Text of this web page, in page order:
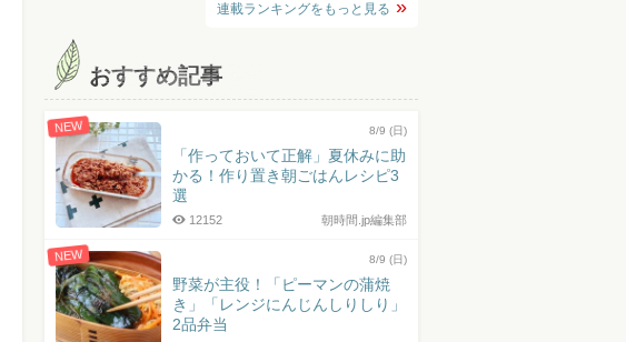
連載ランキングをもっと見る
おすすめ記事
NEW 8/9 (日)
「作っておいて正解」夏休みに助
かる！作り置き朝ごはんレシピ3
選
朝時間.jp編集部
12152
NEW 8/9 (日)
野菜が主役！「ピーマンの蒲焼
き」「レンジにんじんしりしり」
2品弁当